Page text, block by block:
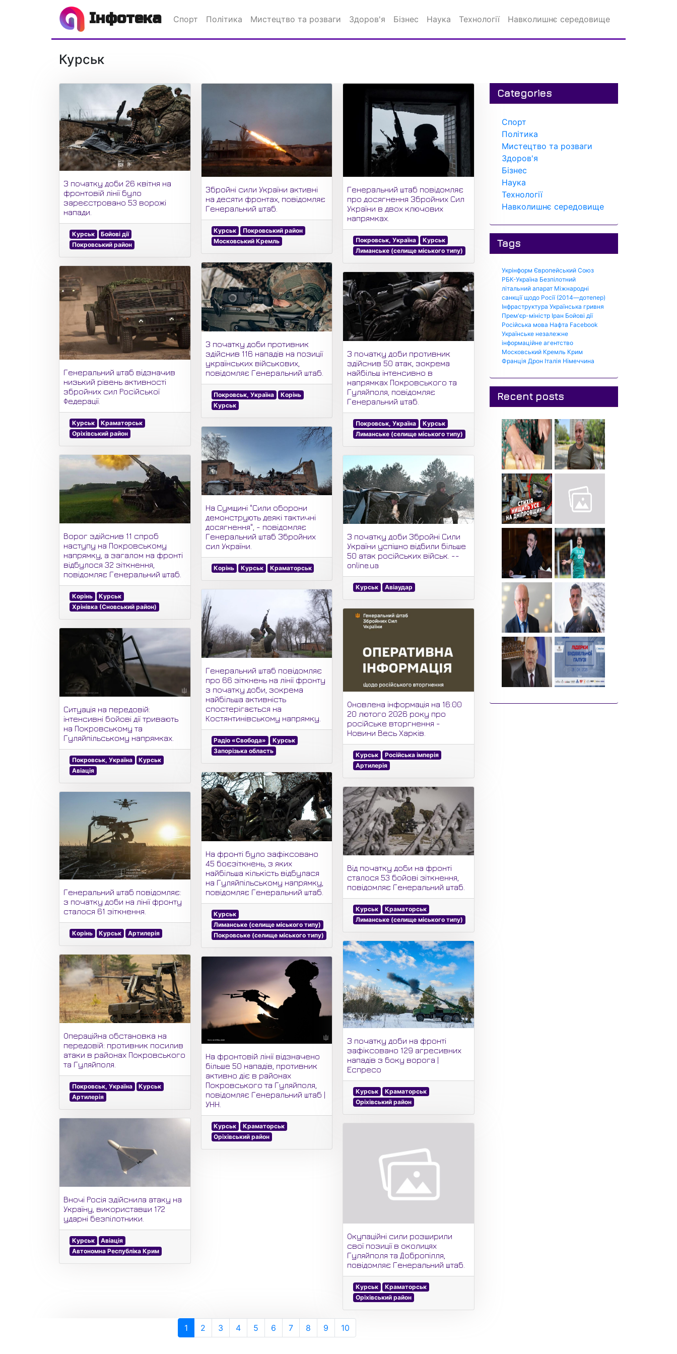
Інфотека Спорт Політика Мистецтво та розваги Здоров'я Бізнес Наука Технології Навколишнє середовище
Курськ
З початку доби 26 квітня на
фронтовій лінії було
зареєстровано 53 ворожі
напади.
Курськ
Бойові дії
Покровський район
Генеральний штаб відзначив
низький рівень активності
збройних сил Російської
Федерації.
Курськ
Краматорськ
Оріхівський район
Ворог здійснив 11 спроб
наступу на Покровському
напрямку, а загалом на фронті
відбулося 32 зіткнення,
повідомляє Генеральний штаб.
Корінь
Курськ
Хрінівка (Сновський район)
Ситуація на передовій:
інтенсивні бойові дії тривають
на Покровському та
Гуляйпільському напрямках.
Покровськ, Україна
Курськ
Авіація
Генеральний штаб повідомляє:
з початку доби на лінії фронту
сталося 61 зіткнення.
Корінь Курськ Артилерія
Операційна обстановка на
передовій: противник посилив
атаки в районах Покровського
та Гуляйполя.
Покровськ, Україна
Курськ
Артилерія
Вночі Росія здійснила атаку на
Україну, використавши 172
ударні безпілотники.
Курськ
Авіація
Автономна Республіка Крим
Збройні сили України активні
на десяти фронтах, повідомляє
Генеральний штаб.
Курськ
Покровський район
Московський Кремль
З початку доби противник
здійснив 116 нападів на позиції
українських військових,
повідомляє Генеральний штаб.
Покровськ, Україна
Корінь
Курськ
На Сумщині "Сили оборони
демонструють деякі тактичні
досягнення", - повідомляє
Генеральний штаб Збройних
сил України.
Корінь Курськ Краматорськ
Генеральний штаб повідомляє
про 66 зіткнень на лінії фронту
з початку доби, зокрема
найбільша активність
спостерігається на
Костянтинівському напрямку.
Радіо «Свобода»
Курськ
Запорізька область
На фронті було зафіксовано
45 боєзіткнень, з яких
найбільша кількість відбулася
на Гуляйпільському напрямку,
повідомляє Генеральний штаб.
Курськ
Лиманське (селище міського типу)
Покровське (селище міського типу)
На фронтовій лінії відзначено
більше 50 нападів, противник
активно діє в районах
Покровського та Гуляйполя,
повідомляє Генеральний штаб |
УНН.
Курськ
Краматорськ
Оріхівський район
Генеральний штаб повідомляє
про досягнення Збройних Сил
України в двох ключових
напрямках.
Покровськ, Україна
Курськ
Лиманське (селище міського типу)
З початку доби противник
здійснив 50 атак, зокрема
найбільш інтенсивно в
напрямках Покровського та
Гуляйполя, повідомляє
Генеральний штаб.
Покровськ, Україна
Курськ
Лиманське (селище міського типу)
З початку доби Збройні Сили
України успішно відбили більше
50 атак російських військ. --
online.ua
Курськ Авіаудар
Оновлена інформація на 16:00
20 лютого 2026 року про
російське вторгнення -
Новини Весь Харків.
Курськ
Російська імперія
Артилерія
Від початку доби на фронті
сталося 53 бойові зіткнення,
повідомляє Генеральний штаб.
Курськ
Краматорськ
Лиманське (селище міського типу)
З початку доби на фронті
зафіксовано 129 агресивних
нападів з боку ворога |
Еспресо
Курськ
Краматорськ
Оріхівський район
Окупаційні сили розширили
свої позиції в околицях
Гуляйполя та Добропілля,
повідомляє Генеральний штаб.
Курськ
Краматорськ
Оріхівський район
1 2 3 4 5 6 7 8 9 10
Categories
Спорт
Політика
Мистецтво та розваги
Здоров'я
Бізнес
Наука
Технології
Навколишнє середовище
Tags
Укрінформ Європейський Союз
РБК-Україна Безпілотний
літальний апарат Міжнародні
санкції щодо Росії (2014—дотепер)
Інфраструктура Українська гривня
Прем'єр-міністр Іран Бойові дії
Російська мова Нафта Facebook
Українське незалежне
інформаційне агентство
Московський Кремль Крим
Франція Дрон Італія Німеччина
Recent posts